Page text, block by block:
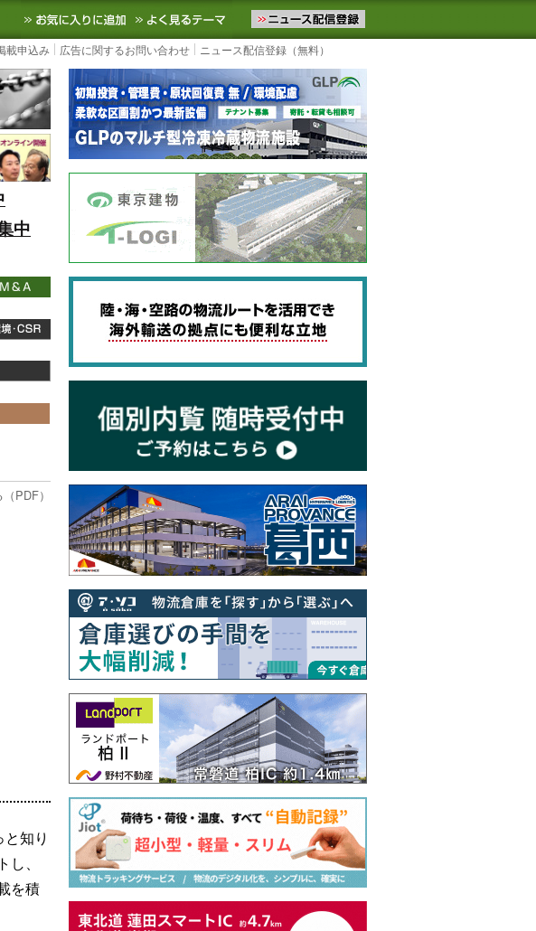
内外の最新の物流ニュースをお届けします。物流ニュースメール配信を登録す
お気に入りに追加 よく見るテーマ
載申込み 広告に関するお問い合わせ ニュース配信登録（無料）
中
PDF）
知り
、
を積